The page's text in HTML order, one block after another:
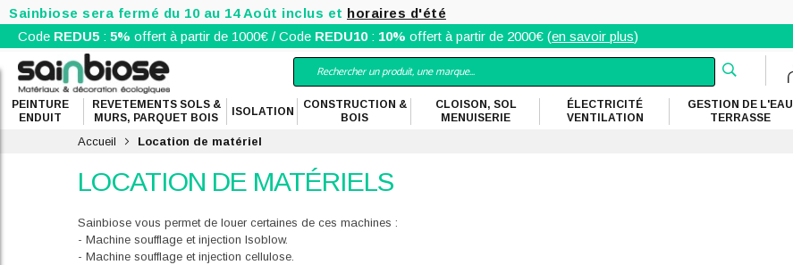
Sainbiose sera fermé du 10 au 14 Août inclus et horaires d'été
Code REDU5 :5% offert à partir de 1000€ / Code REDU10: 10% offert à partir de 2000€ (en savoir plus)
PEINTURE
ENDUIT
REVETEMENTS SOLS &
MURS, PARQUET BOIS
ISOLATION
CONSTRUCTION &
BOIS
CLOISON, SOL
MENUISERIE
ÉLECTRICITÉ
VENTILATION
GESTION DE L'EAU
TERRASSE
Accueil Location de matériel
LOCATION DE MATÉRIELS
Sainbiose vous permet de louer certaines de ces machines :
- Machine soufflage et injection Isoblow.
- Machine soufflage et injection cellulose.